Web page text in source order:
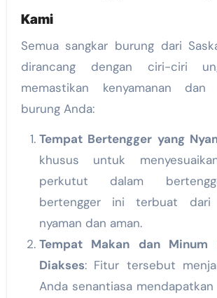
Kami
Semua sangkar burung dari
dirancang dengan ciri-ciri
memastikan kenyamanan dan
burung Anda:
Tempat Bertengger yang
khusus untuk
perkutut dalam
bertengger ini terbuat dari
nyaman dan aman.
Tempat Makan dan Minum
Diakses: Fitur tersebut
Anda senantiasa mendapatkan